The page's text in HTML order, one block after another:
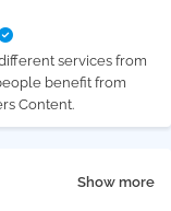
services from
benefit from
Content.
Show more